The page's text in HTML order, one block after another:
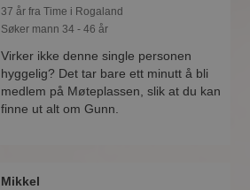
37 år fra Time i Rogaland
Søker mann 34 - 46 år
Virker ikke denne single personen
hyggelig? Det tar bare ett minutt å bli
medlem på Møteplassen, slik at du kan
finne ut alt om Gunn.
Mikkel